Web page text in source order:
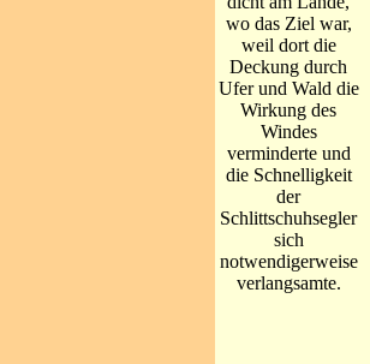
wo das Ziel war,
weil dort die
Deckung durch
Ufer und Wald die
Wirkung des
Windes
verminderte und
die Schnelligkeit
der
Schlittschuhsegler
sich
notwendigerweise
verlangsamte.